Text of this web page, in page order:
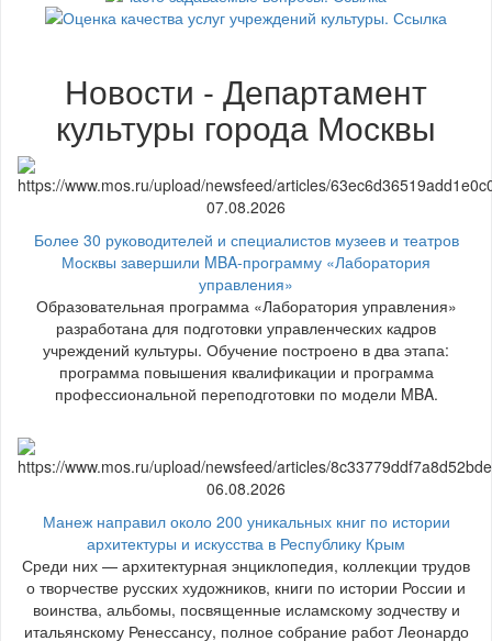
Новости - Департамент
культуры города Москвы
07.08.2026
Более 30 руководителей и специалистов музеев и театров
Москвы завершили MBA-программу «Лаборатория
управления»
Образовательная программа «Лаборатория управления»
разработана для подготовки управленческих кадров
учреждений культуры. Обучение построено в два этапа:
программа повышения квалификации и программа
профессиональной переподготовки по модели MBA.
06.08.2026
Манеж направил около 200 уникальных книг по истории
архитектуры и искусства в Республику Крым
Среди них — архитектурная энциклопедия, коллекции трудов
о творчестве русских художников, книги по истории России и
воинства, альбомы, посвященные исламскому зодчеству и
итальянскому Ренессансу, полное собрание работ Леонардо